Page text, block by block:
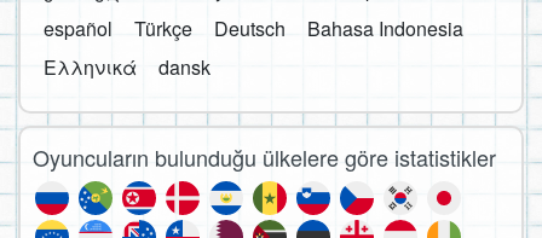
español
Türkçe Deutsch
Bahasa Indonesia
Ελληνικά
dansk
Oyuncuların bulunduğu ülkelere göre istatistikler